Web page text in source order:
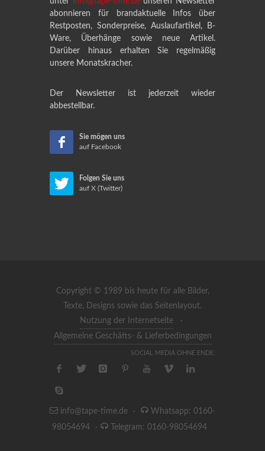
abonnieren für brandaktuelle Infos über
Restposten, Sonderpreise, Auslaufartikel, B-
Ware, Überhänge sowie neue Artikel.
Darüber hinaus erhalten Sie regelmäßig
unsere Monatskracher.
Der Newsletter ist jederzeit wieder
abbestellbar.
Sie mögen uns
auf Facebook
Folgen Sie uns
auf X (Twitter)
Copyright © 1989 bis heute für alle Bilder,
Texte, Designs sowie das Seitenlayout.
Nutzung der Internetseite
·
Allgemeine Geschäfts- & Lieferbedingungen
SOCIAL MEDIA OHNE ENDE:
info@tape-time.de ·
Whatsapp: 0160-
98054694
· Telegram: 0160-98054694